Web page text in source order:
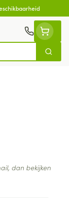
Zoek
dan bekijken